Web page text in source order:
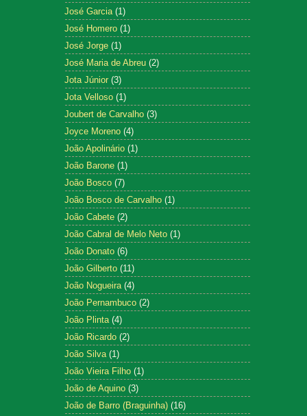
José Garcia (1)
José Homero (1)
José Jorge (1)
José Maria de Abreu (2)
Jota Júnior (3)
Jota Velloso (1)
Joubert de Carvalho (3)
Joyce Moreno (4)
João Apolinário (1)
João Barone (1)
João Bosco (7)
João Bosco de Carvalho (1)
João Cabete (2)
João Cabral de Melo Neto (1)
João Donato (6)
João Gilberto (11)
João Nogueira (4)
João Pernambuco (2)
João Plinta (4)
João Ricardo (2)
João Silva (1)
João Vieira Filho (1)
João de Aquino (3)
João de Barro (Braguinha) (16)